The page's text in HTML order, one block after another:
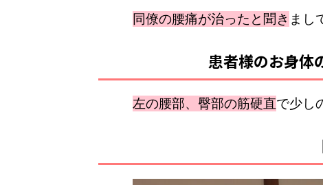
同僚の腰痛が治ったと聞き まし
患者様のお身体
左の腰部、臀部の筋硬直で少し